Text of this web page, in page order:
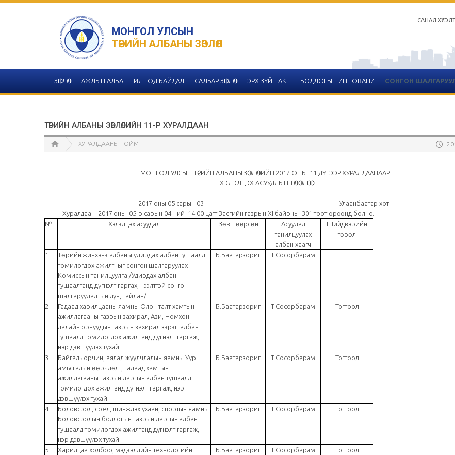
МОНГОЛ УЛСЫН
ТӨРИЙН АЛБАНЫ ЗӨВЛӨЛ
САНАЛ
ЗӨВЛӨЛ АЖЛЫН АЛБА ИЛ ТОД БАЙДАЛ САЛБАР ЗӨВЛӨЛ ЭРХ ЗҮЙН АКТ БОДЛОГЫН ИННОВАЦИ СОНГОН
ТӨРИЙН АЛБАНЫ ЗӨВЛӨЛИЙН 11-Р ХУРАЛДААН
ХУРАЛДААНЫ ТОЙМ
МОНГОЛ УЛСЫН ТӨРИЙН АЛБАНЫ ЗӨВЛӨЛИЙН 2017 ОНЫ 11 ДҮГЭЭР ХУРАЛДААНААР
ХЭЛЭЛЦЭХ АСУУДЛЫН ТӨЛӨВЛӨГӨӨ
2017 оны 05 сарын 03 Улаанбаатар хот
Хуралдаан 2017 оны 05-р сарын 04-ний 14.00 цагт Засгийн газрын ХI байрны 301 тоот өрөөнд болно.
№
Хэлэлцэх асуудал Зөвшөөрсөн
Асуудал
танилцуулах
албан хаагч
Шийдвэрийн
төрөл
1
Төрийн жинхэнэ албаны удирдах албан тушаалд
томилогдох ажилтныг сонгон шалгаруулах
Комиссын танилцуулга /Удирдах албан
тушаалтанд дүгнэлт гаргах, нээлттэй сонгон
шалгаруулалтын дүн, тайлан/
Б.Баатарзориг Т.Сосорбарам
2
Гадаад харилцааны яамны Олон талт хамтын
ажиллагааны газрын захирал, Ази, Номхон
далайн орнуудын газрын захирал зэрэг албан
тушаалд томилогдох ажилтанд дүгнэлт гаргаж,
нэр дэвшүүлэх тухай
Б.Баатарзориг Т.Сосорбарам Тогтоол
3
Байгаль орчин, аялал жуулчлалын яамны Уур
амьсгалын өөрчлөлт, гадаад хамтын
ажиллагааны газрын даргын албан тушаалд
томилогдох ажилтанд дүгнэлт гаргаж, нэр
дэвшүүлэх тухай
Б.Баатарзориг Т.Сосорбарам Тогтоол
4
Боловсрол, соёл, шинжлэх ухаан, спортын яамны
Боловсролын бодлогын газрын даргын албан
тушаалд томилогдох ажилтанд дүгнэлт гаргаж,
нэр дэвшүүлэх тухай
Б.Баатарзориг Т.Сосорбарам Тогтоол
5
Харилцаа холбоо, мэдээллийн технологийн
Б.Баатарзориг Т.Сосорбарам Тогтоол
тайлангийн хүснэгтийн